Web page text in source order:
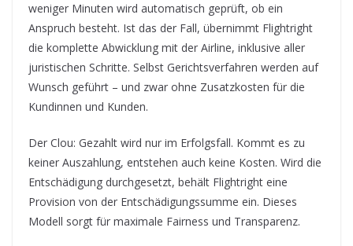
weniger Minuten wird automatisch geprüft, ob ein
Anspruch besteht. Ist das der Fall, übernimmt Flightright
die komplette Abwicklung mit der Airline, inklusive aller
juristischen Schritte. Selbst Gerichtsverfahren werden auf
Wunsch geführt – und zwar ohne Zusatzkosten für die
Kundinnen und Kunden.
Der Clou: Gezahlt wird nur im Erfolgsfall. Kommt es zu
keiner Auszahlung, entstehen auch keine Kosten. Wird die
Entschädigung durchgesetzt, behält Flightright eine
Provision von der Entschädigungssumme ein. Dieses
Modell sorgt für maximale Fairness und Transparenz.